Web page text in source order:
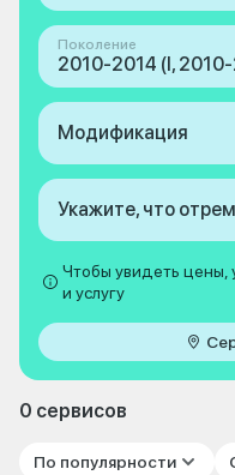
Поколение
2010-2014 (I,
Модификация
Укажите, что
Чтобы увидеть цены,
и услугу
0 сервисов
По популярности